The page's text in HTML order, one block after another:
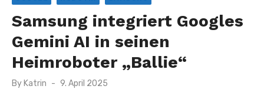
Samsung integriert Googles
Gemini AI in seinen
Heimroboter „Ballie“
By Katrin
Posted
9. April 2025